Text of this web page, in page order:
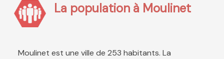
La population à Moulinet
Moulinet est une ville de 253 habitants. La